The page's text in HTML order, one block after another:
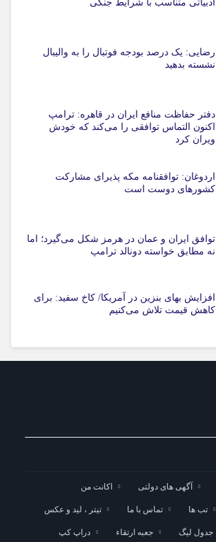
ادبیاتی متناسب با شرایط جنگی
رضایی: یک درصد بودجه فوتبال را به والیبال
نشسته بدهید
دفتر حفاظت منافع ایران در قاهره: ترامپ
اکنون التماس توافقی را می‌کند که خودش
ویران کرد
اردوغان: توافقنامه مکه پذیرای مشارکت
کشورهای دوست است
توافق ایران و عمان در هرمز شکل می‌گیرد؛ اما
نه مطابق خواسته دونالد ترامپ
افزایش بهای بنزین در آمریکا/ کاخ سفید: برای
کاهش قیمت تلاش می‌کنیم
آگهی های دولتی اکانت من
تب ها تماس با ما تیتر ، لید و عکس
جدول لیگ جعبه ارتقاء دراپ کپ